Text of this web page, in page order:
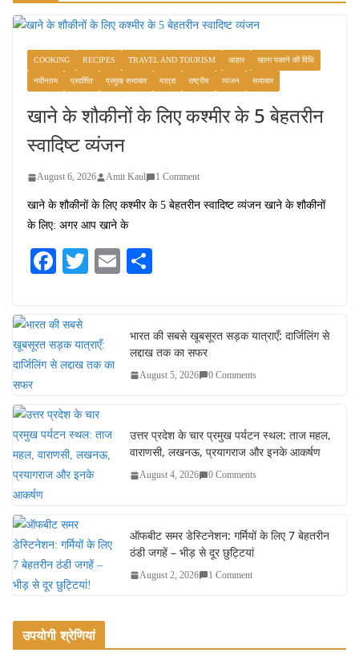
COOKING RECIPES TRAVEL AND TOURISM आहार खाना पकाने की विधि
नवीनतम प्रदर्शित प्रमुख समाचार यात्रा राष्ट्रीय व्यंजन समाचार
खाने के शौकीनों के लिए कश्मीर के 5 बेहतरीन
स्वादिष्ट व्यंजन
August 6, 2026 Amit Kaul 1 Comment
खाने के शौकीनों के लिए कश्मीर के 5 बेहतरीन स्वादिष्ट व्यंजन खाने के शौकीनों
के लिए: अगर आप खाने के
Fa
bo
ok
T
r
E
भारत की सबसे खूबसूरत सड़क यात्राएँ: दार्जिलिंग से
लद्दाख तक का सफर
August 5, 2026 0 Comments
उत्तर प्रदेश के चार प्रमुख पर्यटन स्थल: ताज महल,
वाराणसी, लखनऊ, प्रयागराज और इनके आकर्षण
August 4, 2026 0 Comments
ऑफबीट समर डेस्टिनेशन: गर्मियों के लिए 7 बेहतरीन
ठंडी जगहें – भीड़ से दूर छुट्टियां
August 2, 2026 1 Comment
उपयोगी श्रेणियां